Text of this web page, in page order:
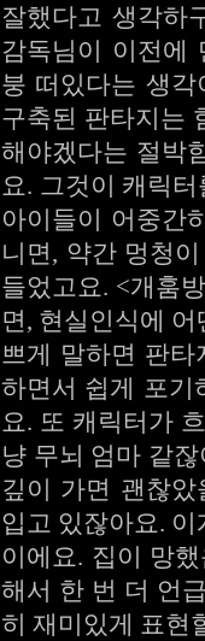
잘했다고 생각하
감독님이 이전에
붕 떠있다는 생
구축된 판타지는
해야겠다는 절박
요. 그것이 캐릭
아이들이 어중간
니면, 약간 멍청
들었고요. <개훔
면, 현실인식에
쁘게 말하면 판타
하면서 쉽게 포기
요. 또 캐릭터가
냥 무뇌 엄마 같
깊이 가면 괜찮
입고 있잖아요.
이에요. 집이 망
해서 한 번 더 언
히 재미있게 표현